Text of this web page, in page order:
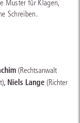
Muster für Klagen,
Schreiben.
(Rechtsanwalt
, Niels Lange (Richter